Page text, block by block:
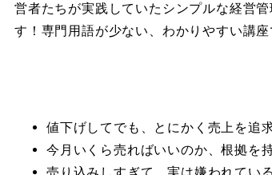
営者たちが実践していたシンプルな経営
す！専門用語が少ない、わかりやすい講座
値下げしてでも、とにかく売上を追
今月いくら売ればいいのか、根拠を